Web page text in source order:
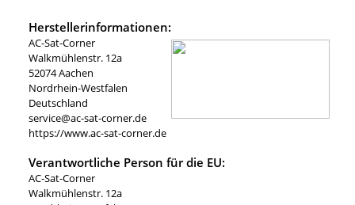
Herstellerinformationen:
AC-Sat-Corner
Walkmühlenstr. 12a
52074 Aachen
Nordrhein-Westfalen
Deutschland
service@ac-sat-corner.de
https://www.ac-sat-corner.de
Verantwortliche Person für die EU:
AC-Sat-Corner
Walkmühlenstr. 12a